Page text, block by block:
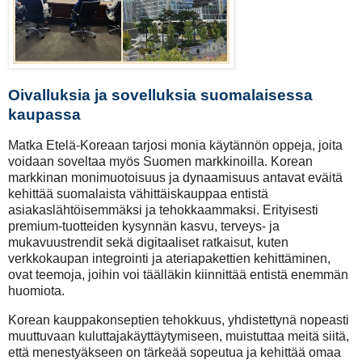
Oivalluksia ja sovelluksia suomalaisessa
kaupassa
Matka Etelä-Koreaan tarjosi monia käytännön oppeja, joita
voidaan soveltaa myös Suomen markkinoilla. Korean
markkinan monimuotoisuus ja dynaamisuus antavat eväitä
kehittää suomalaista vähittäiskauppaa entistä
asiakaslähtöisemmäksi ja tehokkaammaksi. Erityisesti
premium-tuotteiden kysynnän kasvu, terveys- ja
mukavuustrendit sekä digitaaliset ratkaisut, kuten
verkkokaupan integrointi ja ateriapakettien kehittäminen,
ovat teemoja, joihin voi täälläkin kiinnittää entistä enemmän
huomiota.
Korean kauppakonseptien tehokkuus, yhdistettynä nopeasti
muuttuvaan kuluttajakäyttäytymiseen, muistuttaa meitä siitä,
että menestyäkseen on tärkeää sopeutua ja kehittää omaa